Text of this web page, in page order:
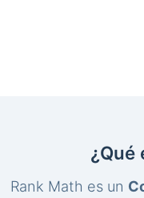
¿Qué
Rank Math es un